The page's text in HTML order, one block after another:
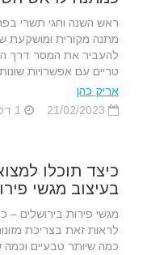
ראש השנה וחגי תשרי
מתנה מקורית ומושקעת
להעביר את המסר דרך
טריים עם אפשרויות
אריק כהן
כיצד תוכלו
בעיצוב מגשי
מגשי פירות בירושלים –
לראות זאת בצריכת
כמה שיותר טבעיים